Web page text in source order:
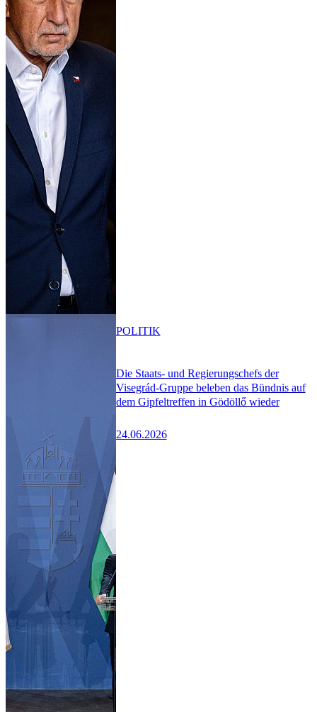
Die Staats- und Regierungschefs der
Visegrád-Gruppe beleben das Bündnis auf
dem Gipfeltreffen in Gödöllő wieder
24.06.2026
POLITIK